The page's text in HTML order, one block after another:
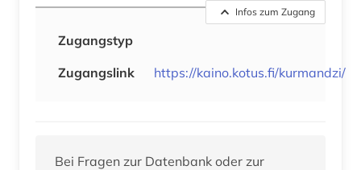
Infos zum Zugang
Zugangstyp
Zugangslink
https://kaino.kotus.fi/kurmandzi/
Bei Fragen zur Datenbank oder zur